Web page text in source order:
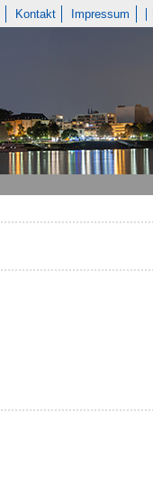
Kontakt Impressum